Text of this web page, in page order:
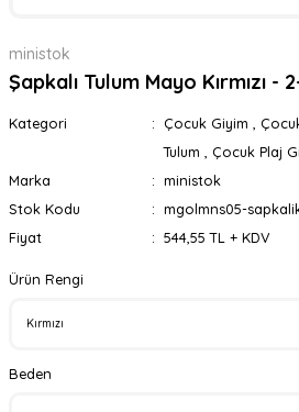
ministok
Şapkalı Tulum Mayo Kırmızı -
Kategori Çocuk Giyim
Tulum
Çocuk Plaj
Marka
ministok
Stok Kodu
mgolmns05-
Fiyat
544,55 TL + KDV
Ürün Rengi
Beden